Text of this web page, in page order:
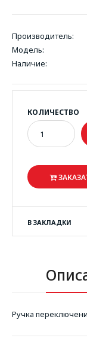
Производитель:
Модель:
Наличие:
КОЛИЧЕСТВО
В ЗАКЛАДКИ
Ручка